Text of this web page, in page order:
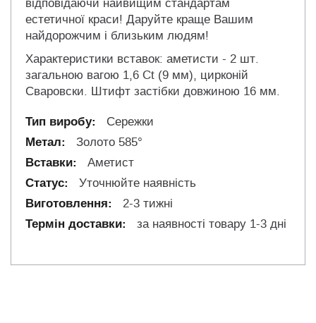
відповідаючи найвищим стандартам
естетичної краси! Даруйте краще Вашим
найдорожчим і близьким людям!
Характеристики вставок: аметисти - 2 шт.
загальною вагою 1,6 Ct (9 мм), цирконій
Сваровски. Штифт застібки довжиною 16 мм.
Сережки
Золото 585°
Аметист
Уточнюйте наявність
2-3 тижні
за наявності товару 1-3 дні